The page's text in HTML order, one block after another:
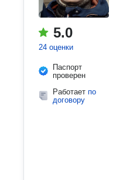
5.0
24 оценки
Паспорт
проверен
Работает по
договору